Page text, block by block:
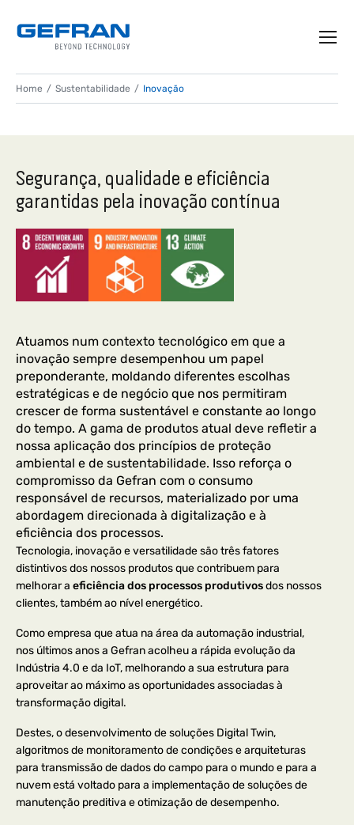
Home Sustentabilidade Inovação
DESENVOLVENDO
PRODUTOS
SUSTENTÁVEIS
Segurança, qualidade e eficiência
garantidas pela inovação contínua
Atuamos num contexto tecnológico em que a
inovação sempre desempenhou um papel
preponderante, moldando diferentes escolhas
estratégicas e de negócio que nos permitiram
crescer de forma sustentável e constante ao longo
do tempo. A gama de produtos atual deve refletir a
nossa aplicação dos princípios de proteção
ambiental e de sustentabilidade. Isso reforça o
compromisso da Gefran com o consumo
responsável de recursos, materializado por uma
abordagem direcionada à digitalização e à
eficiência dos processos.
Tecnologia, inovação e versatilidade são três fatores
distintivos dos nossos produtos que contribuem para
melhorar a eficiência dos processos produtivosdos nossos
clientes, também ao nível energético.
Como empresa que atua na área da automação industrial,
nos últimos anos a Gefran acolheu a rápida evolução da
Indústria 4.0 e da IoT, melhorando a sua estrutura para
aproveitar ao máximo as oportunidades associadas à
transformação digital.
Destes, o desenvolvimento de soluções Digital Twin,
algoritmos de monitoramento de condições e arquiteturas
para transmissão de dados do campo para o mundo e para a
nuvem está voltado para a implementação de soluções de
manutenção preditiva e otimização de desempenho.